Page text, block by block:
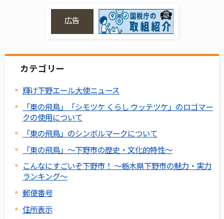
広告
カテゴリー
輝け下野エール大使ニュース
「東の飛鳥」「シモツケ くらし ウッテツケ」のロゴマー
クの使用について
「東の飛鳥」のシンボルマークについて
「東の飛鳥」～下野市の歴史・文化的特性～
こんなにすごいぞ下野市！ ～栃木県下野市の魅力・実力
ランキング～
郵便番号
住所表示